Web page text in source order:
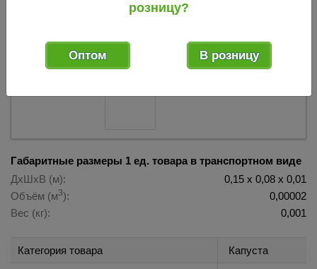
Габаритные размеры 1 ед. товара в транспортном виде
ДхШхВ (м):
0,15 х 0,08 х 0,01
Объём (м3):
0,00002
Вес (кг):
0,001
Категория товара Капуста
розницу?
Оптом В розницу